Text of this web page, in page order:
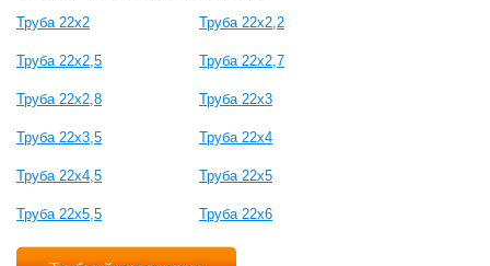
Труба 22x2 Труба 22x2,2
Труба 22x2,5 Труба 22x2,7
Труба 22x2,8 Труба 22x3
Труба 22x3,5 Труба 22х4
Труба 22x4,5 Труба 22x5
Труба 22x5,5 Труба 22x6